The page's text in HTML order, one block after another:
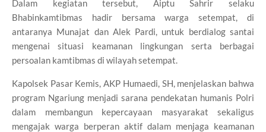
Dalam kegiatan tersebut, Aiptu Sahrir selaku
Bhabinkamtibmas hadir bersama warga setempat, di
antaranya Munajat dan Alek Pardi, untuk berdialog santai
mengenai situasi keamanan lingkungan serta berbagai
persoalan kamtibmas di wilayah setempat.
Kapolsek Pasar Kemis, AKP Humaedi, SH, menjelaskan bahwa
program Ngariung menjadi sarana pendekatan humanis Polri
dalam membangun kepercayaan masyarakat sekaligus
mengajak warga berperan aktif dalam menjaga keamanan